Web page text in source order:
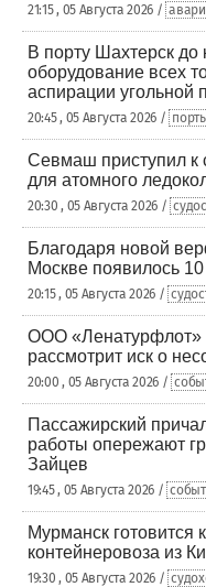
21:15 , 05 Августа 2026 /
В порту Шахтерск до
оборудование всех
аспирации угольной
20:45 , 05 Августа 2026 /
Севмаш приступил к
для атомного
20:30 , 05 Августа 2026 /
Благодаря новой
Москве появилось
20:15 , 05 Августа 2026 /
ООО «Ленатурфлот»
рассмотрит иск о
20:00 , 05 Августа 2026 /
Пассажирский
работы опережают
Зайцев
19:45 , 05 Августа 2026 /
Мурманск готовится
контейнеровоза из
19:30 , 05 Августа 2026 /